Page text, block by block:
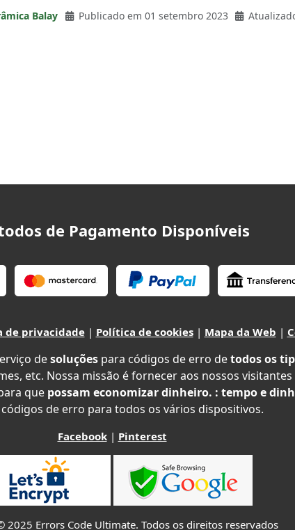
Balay Publicado em 01 setembro 2023
de Pagamento Disponíveis
de privacidade| Política de cookies| Mapa da Web |
desoluções para códigos de erro detodos os
etc. Nossa missão é fornecer aos nossos
que possam economizar dinheiro. : tempo e
de erro para todos os vários dispositivos.
Facebook| Pinterest
2025 Errors Code Ultimate. Todos os direitos reservados